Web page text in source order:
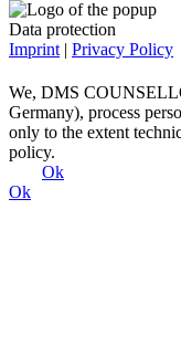
Data protection
Imprint | Privacy Policy
We, DMS
Germany), process
only to the extent
policy.
Ok
Ok